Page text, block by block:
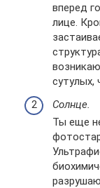
вперед
лице.
сутулых,
Солнце.
Ты еще